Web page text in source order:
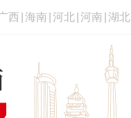
西 海南 河北 河南 湖北